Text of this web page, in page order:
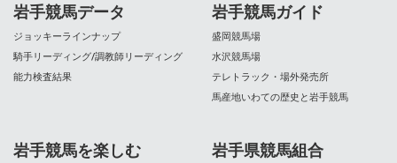
岩手競馬データ
ジョッキーラインナップ
騎手リーディング/調教師リーディング
能力検査結果
岩手競馬ガイド
盛岡競馬場
水沢競馬場
テレトラック・場外発売所
馬産地いわての歴史と岩手競馬
岩手競馬を楽しむ 岩手県競馬組合